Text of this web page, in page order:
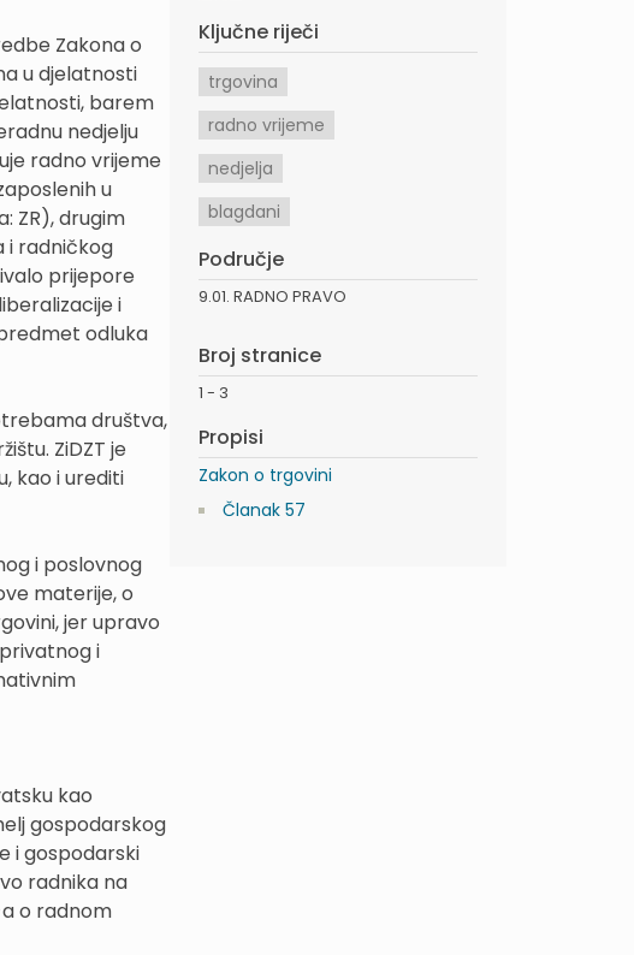
Zakona o
u djelatnosti
barem
nedjelju
radno vrijeme
u
ZR), drugim
i radničkog
prijepore
i
odluka
društva,
ZiDZT je
kao i urediti
i poslovnog
materije, o
jer upravo
i
kao
gospodarskog
i gospodarski
radnika na
o radnom
Ključne riječi
trgovina
radno vrijeme
nedjelja
blagdani
Područje
9.01. RADNO PRAVO
Broj stranice
1 - 3
Propisi
Zakon o trgovini
Članak 57